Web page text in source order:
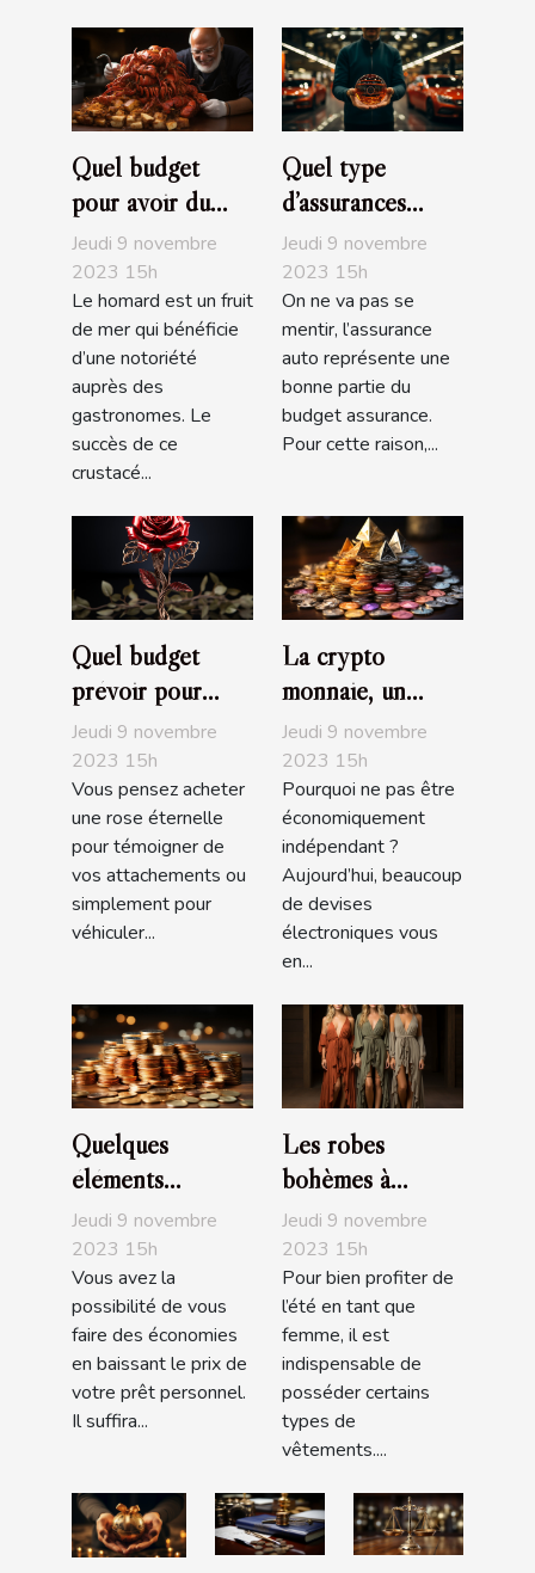
Quel budget
pour avoir du
bon homard?
Jeudi 9 novembre
2023 15h
Le homard est un fruit
de mer qui bénéficie
d’une notoriété
auprès des
gastronomes. Le
succès de ce
crustacé...
Quel type
d’assurances
choisir pour sa
voiture ?
Jeudi 9 novembre
2023 15h
On ne va pas se
mentir, l’assurance
auto représente une
bonne partie du
budget assurance.
Pour cette raison,...
Quel budget
prévoir pour
l’achat d’une rose
éternelle ?
Jeudi 9 novembre
2023 15h
Vous pensez acheter
une rose éternelle
pour témoigner de
vos attachements ou
simplement pour
véhiculer...
La crypto
monnaie, un
choix
d’investissement,
d’achat ou de de
trading très
populaire
Jeudi 9 novembre
2023 15h
Pourquoi ne pas être
économiquement
indépendant ?
Aujourd’hui, beaucoup
de devises
électroniques vous
en...
Quelques
éléments
nécessaires pour
baisser le prix de
son prêt
personnel
Jeudi 9 novembre
2023 15h
Vous avez la
possibilité de vous
faire des économies
en baissant le prix de
votre prêt personnel.
Il suffira...
Les robes
bohèmes à
acheter
obligatoirement
pour l’été
Jeudi 9 novembre
2023 15h
Pour bien profiter de
l’été en tant que
femme, il est
indispensable de
posséder certains
types de
vêtements....